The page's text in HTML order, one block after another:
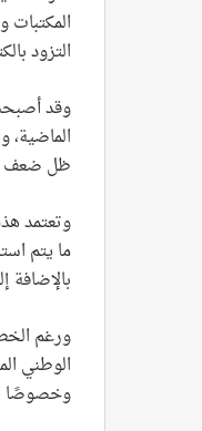
التزود
وقد
ظل ضعف
وتعتمد
ما يتم
الوطني
وخصوصًا